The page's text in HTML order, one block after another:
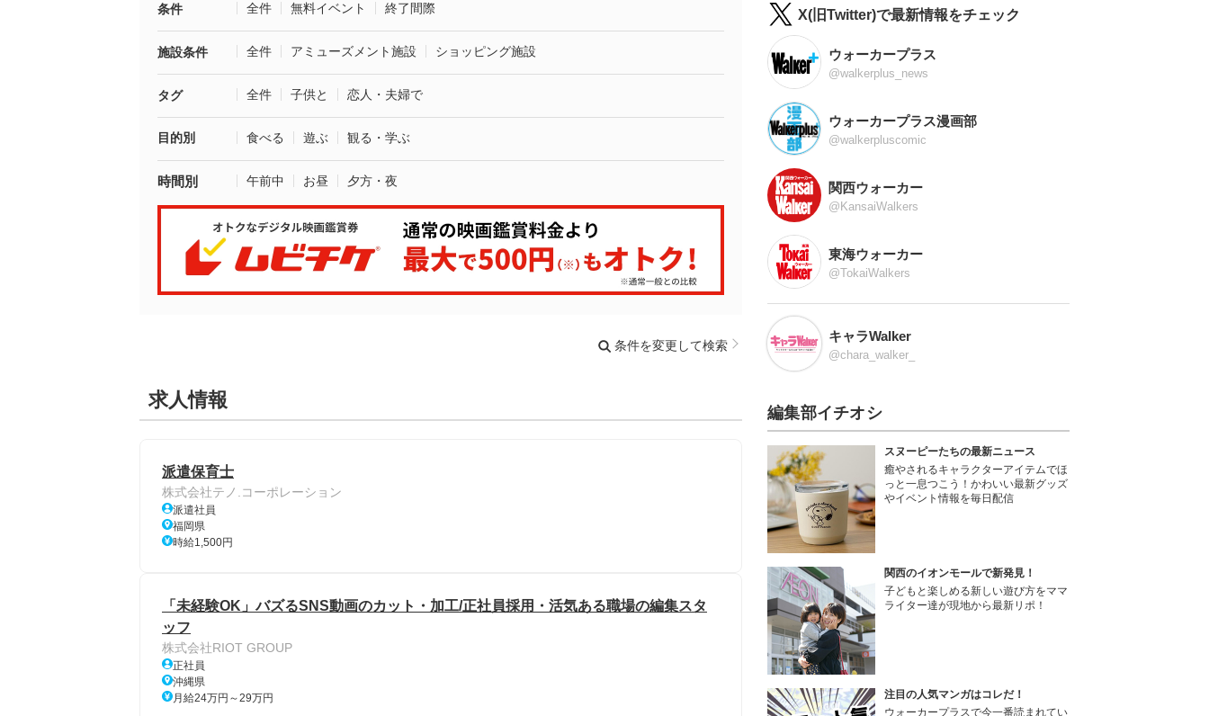
条件 全件 無料イベント 終了間際
施設条件 全件 アミューズメント施設 ショッピング施設
タグ 全件 子供と 恋人・夫婦で
目的別 食べる 遊ぶ 観る・学ぶ
時間別 午前中 お昼 夕方・夜
条件を変更して検索
求人情報
派遣保育士
株式会社テノ.コーポレーション
派遣社員
福岡県
時給1,500円
「未経験OK」バズるSNS動画のカット・加工/正社員採用・活気ある職場の編集スタ
ッフ
株式会社RIOT GROUP
正社員
沖縄県
月給24万円～29万円
X(旧Twitter)で最新情報をチェック
ウォーカープラス
@walkerplus_news
ウォーカープラス漫画部
@walkerpluscomic
関西ウォーカー
@KansaiWalkers
東海ウォーカー
@TokaiWalkers
キャラWalker
@chara_walker_
編集部イチオシ
スヌーピーたちの最新ニュース
癒やされるキャラクターアイテムでほ
っと一息つこう！かわいい最新グッズ
やイベント情報を毎日配信
関西のイオンモールで新発見！
子どもと楽しめる新しい遊び方をママ
ライター達が現地から最新リポ！
注目の人気マンガはコレだ！
ウォーカープラスで今一番読まれてい